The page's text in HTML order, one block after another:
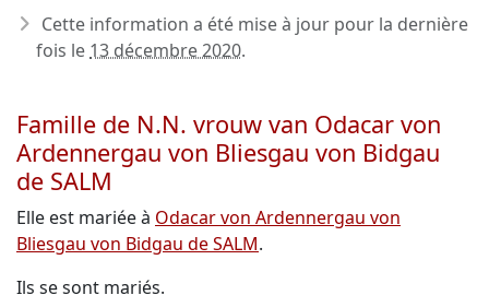
Cette information a été mise à jour pour la dernière
fois le 13 décembre 2020.
Famille de N.N. vrouw van Odacar von
Ardennergau von Bliesgau von Bidgau
de SALM
Elle est mariée à Odacar von Ardennergau von
Bliesgau von Bidgau de SALM.
Ils se sont mariés.